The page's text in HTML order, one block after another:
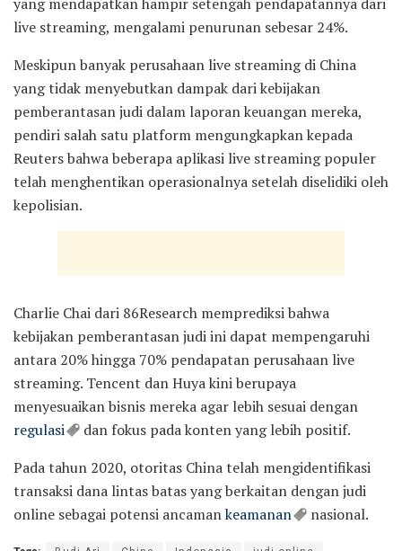
yang mendapatkan hampir setengah pendapatannya dari
live streaming, mengalami penurunan sebesar 24%.
Meskipun banyak perusahaan live streaming di China
yang tidak menyebutkan dampak dari kebijakan
pemberantasan judi dalam laporan keuangan mereka,
pendiri salah satu platform mengungkapkan kepada
Reuters bahwa beberapa aplikasi live streaming populer
telah menghentikan operasionalnya setelah diselidiki oleh
kepolisian.
Charlie Chai dari 86Research memprediksi bahwa
kebijakan pemberantasan judi ini dapat mempengaruhi
antara 20% hingga 70% pendapatan perusahaan live
streaming. Tencent dan Huya kini berupaya
menyesuaikan bisnis mereka agar lebih sesuai dengan
regulasi
dan fokus pada konten yang lebih positif.
Pada tahun 2020, otoritas China telah mengidentifikasi
transaksi dana lintas batas yang berkaitan dengan judi
online sebagai potensi ancamankeamanan nasional.